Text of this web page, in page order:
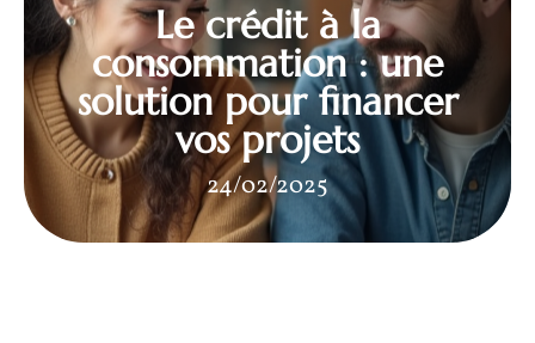
Le crédit à la
consommation : une
solution pour financer
vos projets
24/02/2025